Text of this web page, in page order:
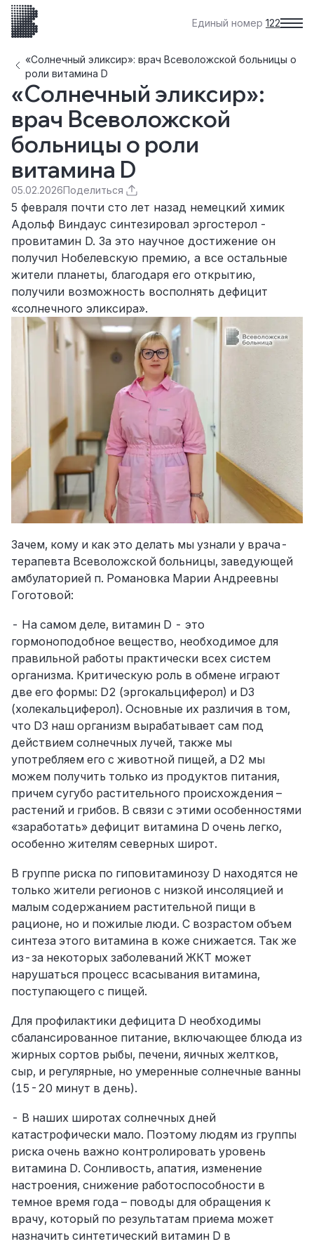
Единый номер 122
«Солнечный эликсир»: врач Всеволожской больницы о
роли витамина D
«Солнечный эликсир»:
врач Всеволожской
больницы о роли
витамина D
05.02.2026Поделиться
5 февраля почти сто лет назад немецкий химик
Адольф Виндаус синтезировал эргостерол -
провитамин D. За это научное достижение он
получил Нобелевскую премию, а все остальные
жители планеты, благодаря его открытию,
получили возможность восполнять дефицит
«солнечного эликсира».
Зачем, кому и как это делать мы узнали у врача-
терапевта Всеволожской больницы, заведующей
амбулаторией п. Романовка Марии Андреевны
Гоготовой:
- На самом деле, витамин D - это
гормоноподобное вещество, необходимое для
правильной работы практически всех систем
организма. Критическую роль в обмене играют
две его формы: D2 (эргокальциферол) и D3
(холекальциферол). Основные их различия в том,
что D3 наш организм вырабатывает сам под
действием солнечных лучей, также мы
употребляем его с животной пищей, а D2 мы
можем получить только из продуктов питания,
причем сугубо растительного происхождения –
растений и грибов. В связи с этими особенностями
«заработать» дефицит витамина D очень легко,
особенно жителям северных широт.
В группе риска по гиповитаминозу D находятся не
только жители регионов с низкой инсоляцией и
малым содержанием растительной пищи в
рационе, но и пожилые люди. С возрастом объем
синтеза этого витамина в коже снижается. Так же
из-за некоторых заболеваний ЖКТ может
нарушаться процесс всасывания витамина,
поступающего с пищей.
Для профилактики дефицита D необходимы
сбалансированное питание, включающее блюда из
жирных сортов рыбы, печени, яичных желтков,
сыр, и регулярные, но умеренные солнечные ванны
(15-20 минут в день).
- В наших широтах солнечных дней
катастрофически мало. Поэтому людям из группы
риска очень важно контролировать уровень
витамина D. Сонливость, апатия, изменение
настроения, снижение работоспособности в
темное время года – поводы для обращения к
врачу, который по результатам приема может
назначить синтетический витамин D в